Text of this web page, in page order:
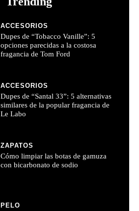
ACCESORIOS
Dupes de “Tobacco Vanille”: 5
opciones parecidas a la costosa
fragancia de Tom Ford
ACCESORIOS
Dupes de “Santal 33”: 5 alternativas
similares de la popular fragancia de
Le Labo
ZAPATOS
Cómo limpiar las botas de gamuza
con bicarbonato de sodio
PELO